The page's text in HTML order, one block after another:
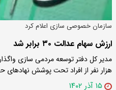
سازمان خصوصی سازی اعلام کرد
ارزش سهام عدالت ۳۰ برابر شد
هزار نفر از افراد تحت پوشش نهادهای
۱۵ آذر ۱۴۰۲